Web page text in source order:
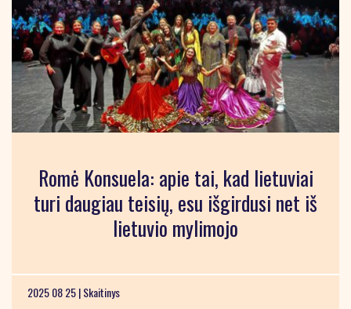
Romė Konsuela: apie tai, kad lietuviai
turi daugiau teisių, esu išgirdusi net iš
lietuvio mylimojo
2025 08 25 |Skaitinys